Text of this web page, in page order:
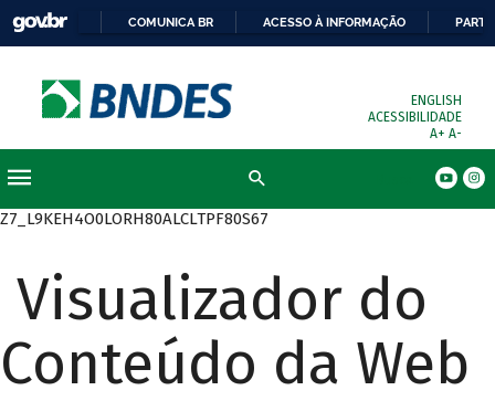
COMUNICA BR ACESSO À INFORMAÇÃO
ENGLISH
ACESSIBILIDADE
A+ A-
Z7_L9KEH4O0LORH80ALCLTPF80S67
Visualizador do
Conteúdo da Web